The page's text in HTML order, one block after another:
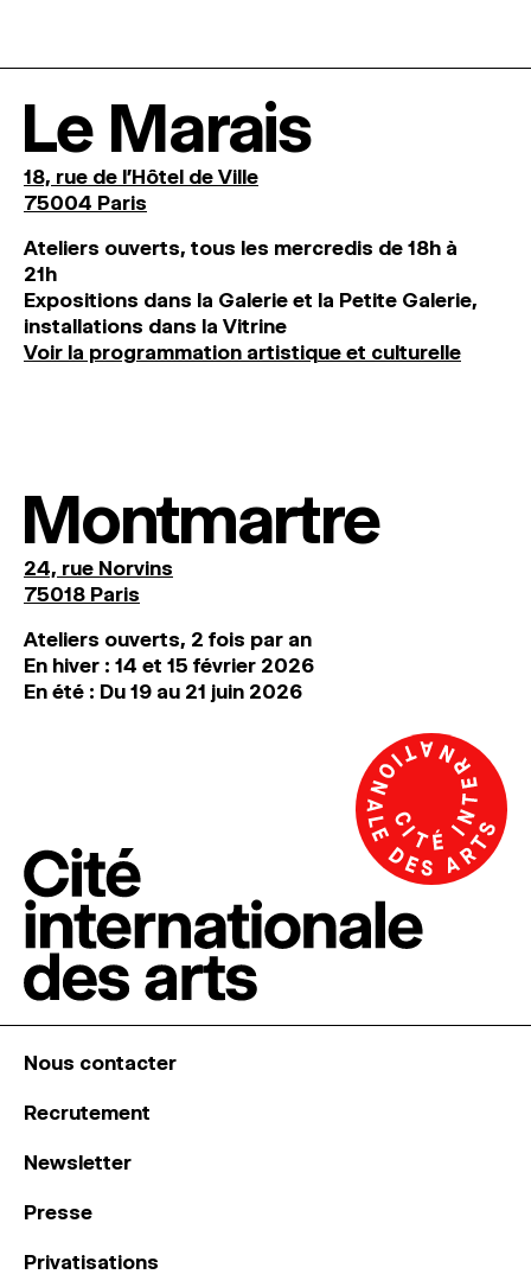
Le Marais
18, rue de l'Hôtel de Ville
75004 Paris
Ateliers ouverts, tous les mercredis de 18h à
21h
Expositions dans la Galerie et la Petite Galerie,
installations dans la Vitrine
Voir la programmation artistique et culturelle
Montmartre
24, rue Norvins
75018 Paris
Ateliers ouverts, 2 fois par an
En hiver : 14 et 15 février 2026
En été : Du 19 au 21 juin 2026
Nous contacter
Recrutement
Newsletter
Presse
Privatisations